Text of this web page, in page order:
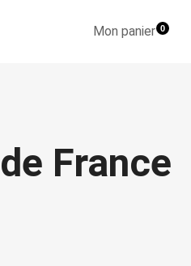
Mon panier0
France